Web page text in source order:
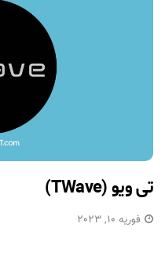
تی ویو (TWave)
فوریه 10, 2023